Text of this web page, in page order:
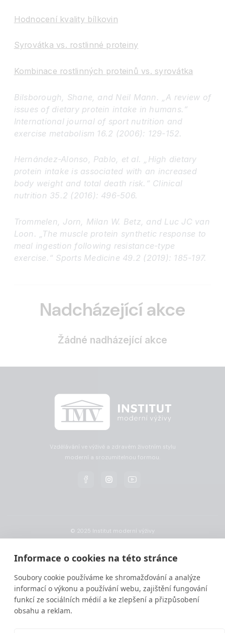
Informace o cookies na této stránce
Soubory cookie používáme ke shromažďování a analýze
informací o výkonu a používání webu, zajištění fungování
funkcí ze sociálních médií a ke zlepšení a přizpůsobení
obsahu a reklam.
Hodnocení kvality bílkovin
Syrovátka vs. rostlinné proteiny
Kombinace rostlinných proteinů vs. syrovátka
Bilsborough, Shane, and Neil Mann. „A review of
issues of dietary protein intake in humans.“
International journal of sport nutrition and
exercise metabolism 16.2 (2006): 129-152.
Hernández-Alonso, Pablo, et al. „High dietary
protein intake is associated with an increased
body weight and total death risk.“ Clinical
nutrition 35.2 (2016): 496-506.
Trommelen, Jorn, Milan W. Betz, and Luc JC van
Loon. „The muscle protein synthetic response to
meal ingestion following resistance-type
exercise.“ Sports Medicine 49.2 (2019): 185-197.
Nadcházející akce
Žádné nadházející akce
Vzdělávání ve výživě a zdravém životním stylu
moderní a srozumitelnou formou.
© 2025 Institut moderní výživy